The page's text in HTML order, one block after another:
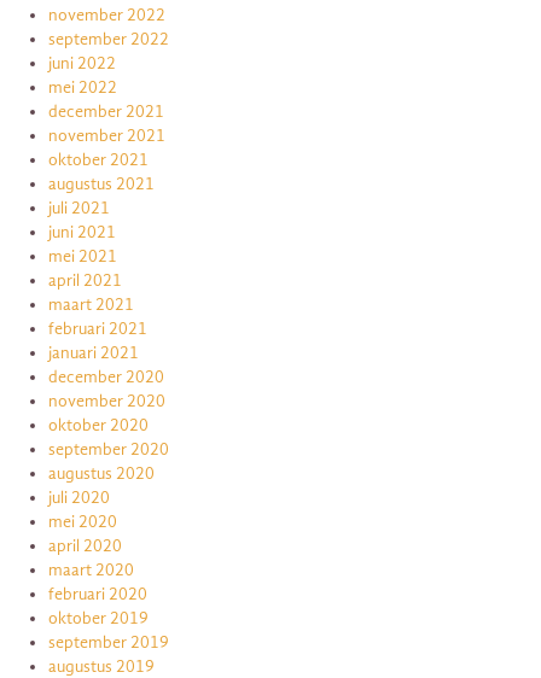
november 2022
september 2022
juni 2022
mei 2022
december 2021
november 2021
oktober 2021
augustus 2021
juli 2021
juni 2021
mei 2021
april 2021
maart 2021
februari 2021
januari 2021
december 2020
november 2020
oktober 2020
september 2020
augustus 2020
juli 2020
mei 2020
april 2020
maart 2020
februari 2020
oktober 2019
september 2019
augustus 2019